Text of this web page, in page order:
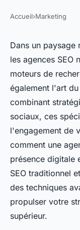
Agence
Naïm•3 août 2024•
Accueil›Marketing
Dans un paysage
les agences SEO
moteurs de
également l'art
combinant
sociaux, ces
l'engagement de
comment une
présence digitale
SEO traditionnel
des techniques
propulser votre
supérieur.